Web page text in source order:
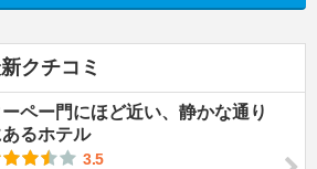
クチコミ
ペー門にほど近い、静かな通り
あるホテル
3.5